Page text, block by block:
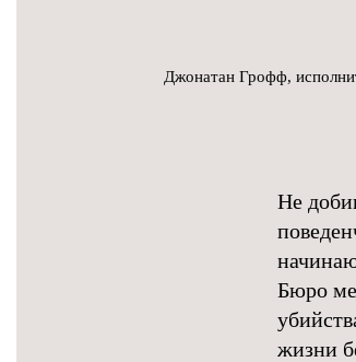
Джонатан Грофф,
Не
Бюро
жизни